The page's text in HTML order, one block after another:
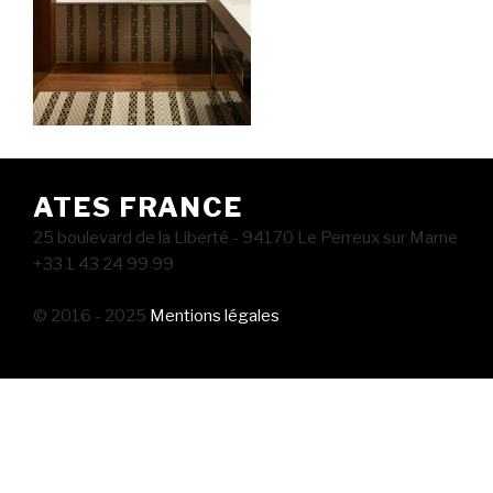
ATES FRANCE
25 boulevard de la Liberté - 94170 Le Perreux sur Marne
+33 1 43 24 99 99
© 2016 - 2025 Mentions légales